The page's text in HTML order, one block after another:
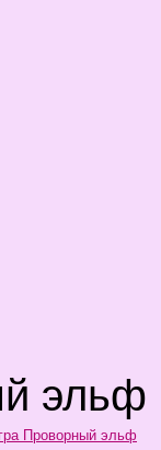
эльф
Проворный эльф